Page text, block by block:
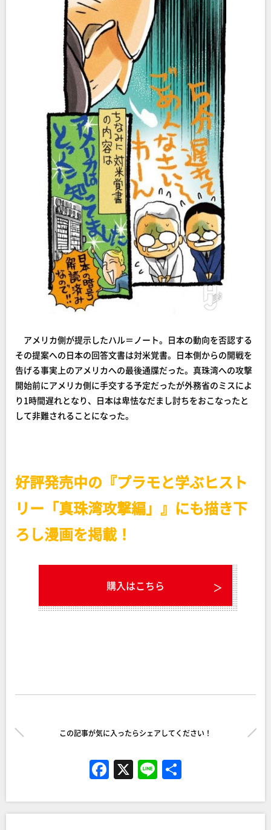
アメリカ側が提示したハル＝ノート。日本の動向を否認する
その提案への日本の回答文書は対米覚書。日本側からの開戦を
告げる事実上のアメリカへの最後通牒だった。真珠湾への攻撃
開始前にアメリカ側に手交する予定だったが外務省のミスによ
り1時間遅れとなり、日本は卑怯なだまし討ちをおこなったと
して非難されることになった。
好評発売中の『プラモと学ぶヒスト
リー「真珠湾攻撃編」』にも描き下
ろし漫画を掲載！
購入はこちら
この記事が気に入ったらシェアしてください！
F
a
c
X Li
n
e